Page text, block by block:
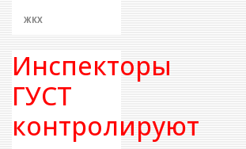
ЖКХ
Инспекторы
ГУСТ
контролируют